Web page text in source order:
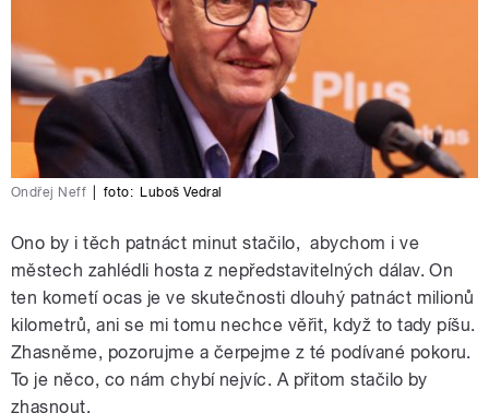
Ondřej Neff foto: Luboš Vedral
Ono by i těch patnáct minut stačilo, abychom i ve
městech zahlédli hosta z nepředstavitelných dálav. On
ten kometí ocas je ve skutečnosti dlouhý patnáct milionů
kilometrů, ani se mi tomu nechce věřit, když to tady píšu.
Zhasněme, pozorujme a čerpejme z té podívané pokoru.
To je něco, co nám chybí nejvíc. A přitom stačilo by
zhasnout.